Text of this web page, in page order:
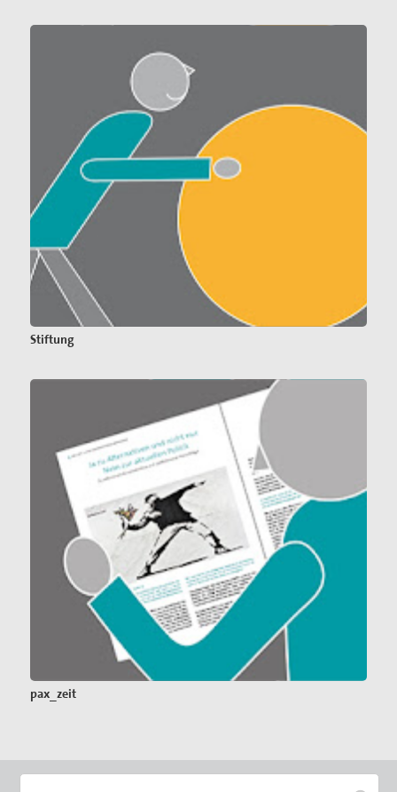
Stiftung
pax_zeit